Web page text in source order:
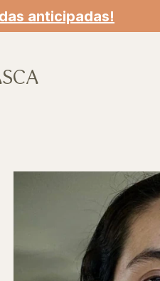
anticipadas!